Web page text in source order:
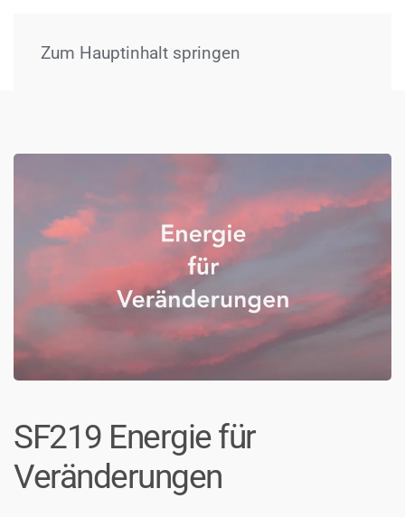
Zum Hauptinhalt springen
SF219 Energie für
Veränderungen